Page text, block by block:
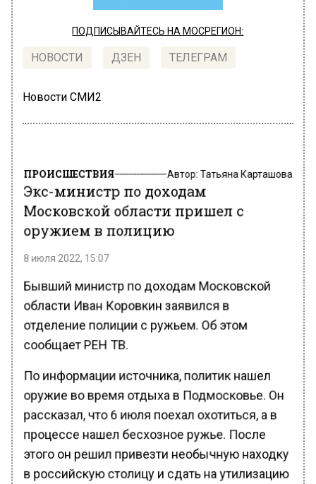
ПОДПИСЫВАЙТЕСЬ НА МОСРЕГИОН:
НОВОСТИ ДЗЕН ТЕЛЕГРАМ
Новости СМИ2
ПРОИСШЕСТВИЯ Автор:Татьяна Карташова
Экс-министр по доходам
Московской области пришел с
оружием в полицию
8 июля 2022, 15:07
Бывший министр по доходам Московской
области Иван Коровкин заявился в
отделение полиции с ружьем. Об этом
сообщает РЕН ТВ.
По информации источника, политик нашел
оружие во время отдыха в Подмосковье. Он
рассказал, что 6 июля поехал охотиться, а в
процессе нашел бесхозное ружье. После
этого он решил привезти необычную находку
в российскую столицу и сдать на утилизацию